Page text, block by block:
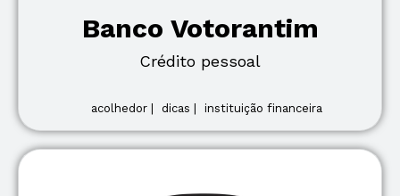
Banco Votorantim
Crédito pessoal
acolhedor | dicas | instituição financeira